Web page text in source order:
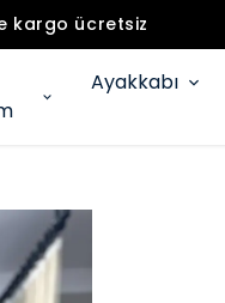
kargo ücretsiz
Ayakkabı